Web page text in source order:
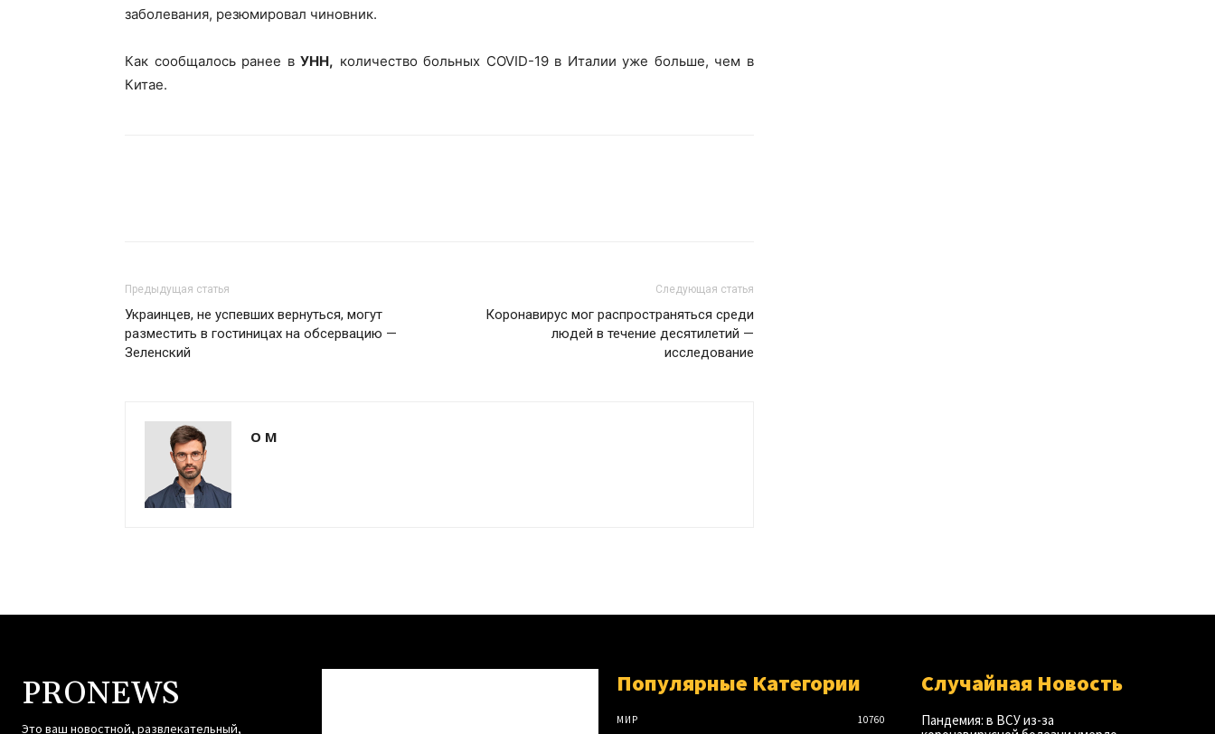
заболевания, резюмировал чиновник.
Как сообщалось ранее вУНН, количество больных COVID-19 в Италии уже больше, чем в
Китае.
Предыдущая статья
Украинцев, не успевших вернуться, могут
разместить в гостиницах на обсервацию —
Зеленский
Следующая статья
Коронавирус мог распространяться среди
людей в течение десятилетий —
исследование
О М
PRONEWS
Это ваш новостной, развлекательный,
Популярные Категории
МИР 10760
Случайная Новость
Пандемия: в ВСУ из-за